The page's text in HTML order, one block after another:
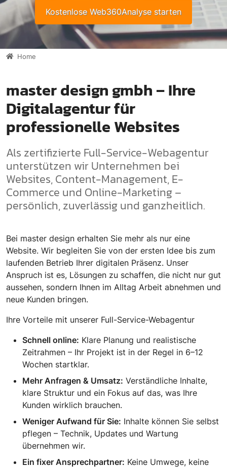
Kostenlose Web360Analyse starten
Home
master design gmbh – Ihre
Digitalagentur für
professionelle Websites
Als zertifizierte Full-Service-Webagentur
unterstützen wir Unternehmen bei
Websites, Content-Management, E-
Commerce und Online-Marketing –
persönlich, zuverlässig und ganzheitlich.
Bei master design erhalten Sie mehr als nur eine
Website. Wir begleiten Sie von der ersten Idee bis zum
laufenden Betrieb Ihrer digitalen Präsenz. Unser
Anspruch ist es, Lösungen zu schaffen, die nicht nur gut
aussehen, sondern Ihnen im Alltag Arbeit abnehmen und
neue Kunden bringen.
Ihre Vorteile mit unserer Full-Service-Webagentur
Schnell online: Klare Planung und realistische
Zeitrahmen – Ihr Projekt ist in der Regel in 6–12
Wochen startklar.
Mehr Anfragen & Umsatz: Verständliche Inhalte,
klare Struktur und ein Fokus auf das, was Ihre
Kunden wirklich brauchen.
Weniger Aufwand für Sie: Inhalte können Sie selbst
pflegen – Technik, Updates und Wartung
übernehmen wir.
Ein fixer Ansprechpartner: Keine Umwege, keine